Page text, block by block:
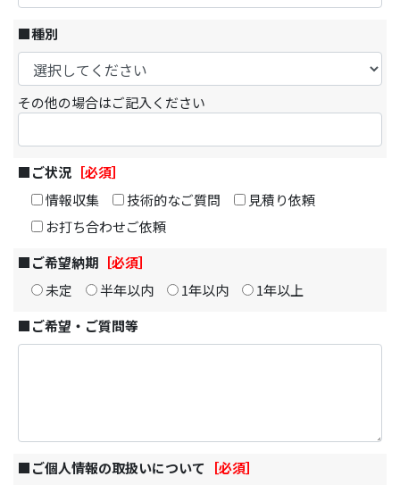
■種別
その他の場合はご記入ください
■ご状況［必須］
情報収集
技術的なご質問
見積り依頼
お打ち合わせご依頼
■ご希望納期［必須］
未定
半年以内 1年以内
1年以上
■ご希望・ご質問等
■ご個人情報の取扱いについて ［必須］